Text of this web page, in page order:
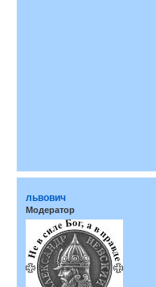
львович
Модератор